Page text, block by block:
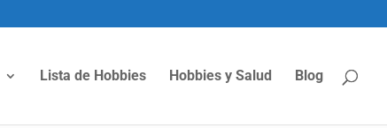
Lista de Hobbies Hobbies y Salud Blog